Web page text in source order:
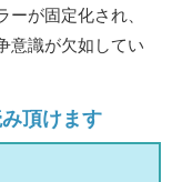
が固定化され、
意識が欠如してい
頂けます